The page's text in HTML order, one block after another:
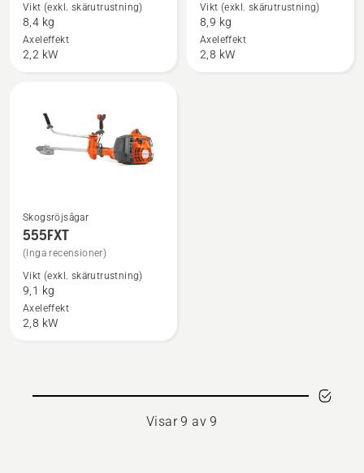
om
545FXT
AutoTune™
Vikt (exkl. skärutrustning)
8,4 kg
Axeleffekt
2,2 kW
om
555FX,
produktbetyg
Vikt (exkl. skärutrustning)
8,9 kg
Axeleffekt
2,8 kW
Se
mer
information
om
555FXT
Skogsröjsågar
555FXT
(Inga recensioner)
Vikt (exkl. skärutrustning)
9,1 kg
Axeleffekt
2,8 kW
Visar 9 av 9